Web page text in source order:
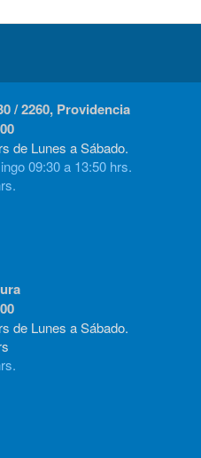
/ 2260, Providencia
de Lunes a Sábado.
09:30 a 13:50 hrs.
de Lunes a Sábado.